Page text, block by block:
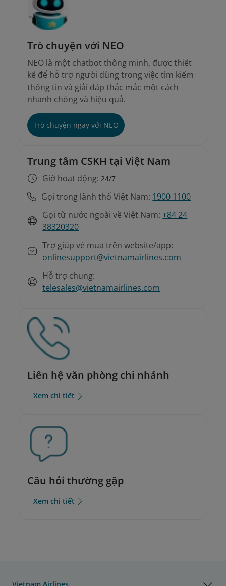
Trò chuyện với NEO
NEO là một chatbot thông minh, được thiết
kế để hỗ trợ người dùng trong việc tìm kiếm
thông tin và giải đáp thắc mắc một cách
nhanh chóng và hiệu quả.
Trò chuyện ngay với NEO
Trung tâm CSKH tại Việt Nam
Giờ hoạt động:24/7
Gọi trong lãnh thổ Việt Nam: 1900 1100
Gọi từ nước ngoài về Việt Nam: +84 24
38320320
Trợ giúp vé mua trên website/app:
onlinesupport@vietnamairlines.com
Hỗ trợ chung:
telesales@vietnamairlines.com
Liên hệ văn phòng chi nhánh
Xem chi tiết
Câu hỏi thường gặp
Xem chi tiết